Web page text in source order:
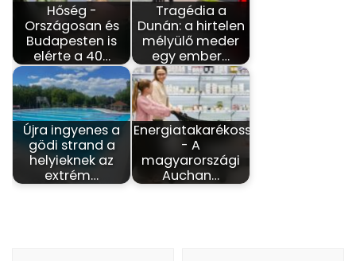
Hőség -
Országosan és
Budapesten is
elérte a 40…
Tragédia a
Dunán: a hirtelen
mélyülő meder
egy ember…
Újra ingyenes a
gödi strand a
helyieknek az
extrém…
Energiatakarékosság
- A
magyarországi
Auchan…